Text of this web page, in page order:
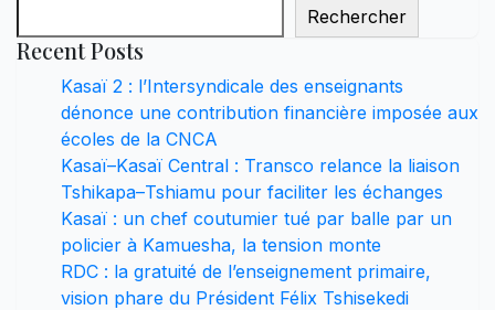
Rechercher
Recent Posts
Kasaï 2 : l’Intersyndicale des enseignants
dénonce une contribution financière imposée aux
écoles de la CNCA
Kasaï–Kasaï Central : Transco relance la liaison
Tshikapa–Tshiamu pour faciliter les échanges
Kasaï : un chef coutumier tué par balle par un
policier à Kamuesha, la tension monte
RDC : la gratuité de l’enseignement primaire,
vision phare du Président Félix Tshisekedi